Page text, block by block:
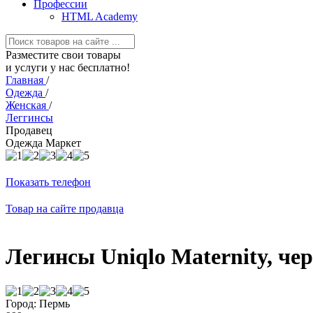
Профессии
HTML Academy
Разместите свои товары
и услуги у нас бесплатно!
Главная /
Одежда /
Женская /
Леггинсы
Продавец
Одежда Маркет
Показать телефон
Товар на сайте продавца
Легинсы Uniqlo Maternity,
Город: Пермь